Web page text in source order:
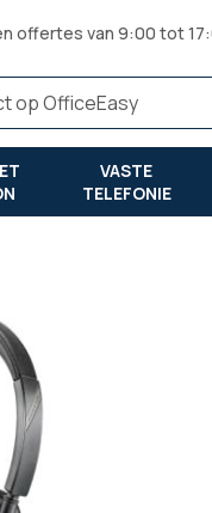
offertes van 9:00 tot
VASTE
TELEFONIE